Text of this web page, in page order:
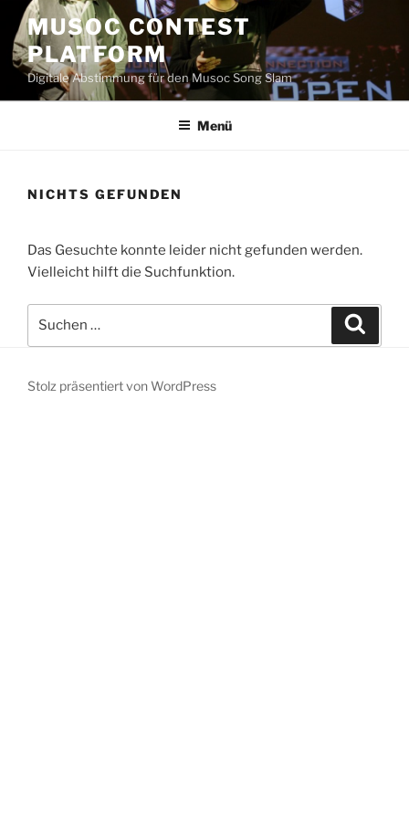
Zum
Inhalt
springen
MUSOC CONTEST
PLATFORM
Digitale Abstimmung für den Musoc Song Slam
Menü
NICHTS GEFUNDEN
Das Gesuchte konnte leider nicht gefunden werden.
Vielleicht hilft die Suchfunktion.
nach:
Stolz präsentiert von WordPress